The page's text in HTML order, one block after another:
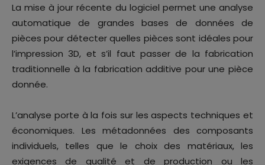
La mise à jour récente du logiciel permet une analyse
automatique de grandes bases de données de
pièces pour détecter quelles pièces sont idéales pour
l’impression 3D, et s’il faut passer de la fabrication
traditionnelle à la fabrication additive pour une pièce
donnée.
L’analyse porte à la fois sur les aspects techniques et
économiques. Les métadonnées des composants
individuels, telles que le choix des matériaux, les
exigences de qualité et de production ou les